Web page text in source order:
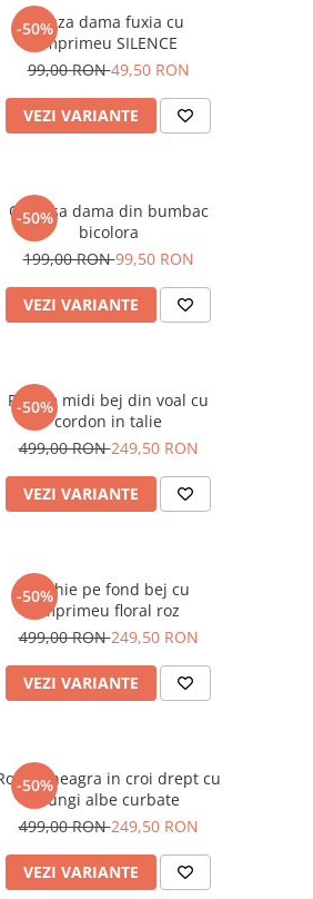
-50%Bluza dama fuxia cu
imprimeu SILENCE
99,00 RON49,50 RON
VEZI VARIANTE
-50%
Camasa dama din bumbac
bicolora
199,00 RON99,50 RON
VEZI VARIANTE
-50%
Rochie midi bej din voal cu
cordon in talie
499,00 RON249,50 RON
VEZI VARIANTE
-50%
Rochie pe fond bej cu
imprimeu floral roz
499,00 RON249,50 RON
VEZI VARIANTE
-50%neagra in croi drept cu
dungi albe curbate
499,00 RON249,50 RON
VEZI VARIANTE